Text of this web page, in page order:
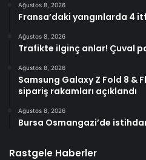
Ağustos 8, 2026
Fransa’daki yangınlarda 4
Ağustos 8, 2026
Trafikte ilginç anlar! Çuval
Ağustos 8, 2026
Samsung Galaxy Z Fold 8 &
sipariş rakamları açıklandı
Ağustos 8, 2026
Bursa Osmangazi’de
Rastgele Haberler